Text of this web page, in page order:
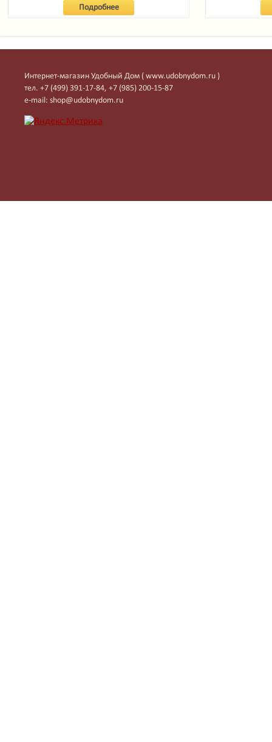
Подробнее
Интернет-магазин Удобный Дом ( www.udobnydom.ru )
тел. +7 (499) 391-17-84, +7 (985) 200-15-87
e-mail: shop@udobnydom.ru